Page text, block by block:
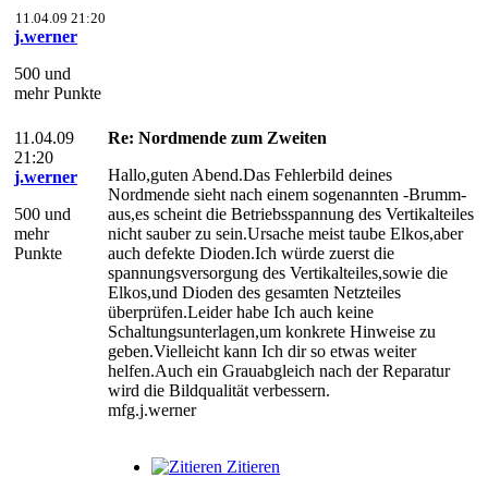
11.04.09 21:20
j.werner
500 und
mehr Punkte
11.04.09
21:20
j.werner
500 und
mehr
Punkte
Re: Nordmende zum Zweiten
Hallo,guten Abend.Das Fehlerbild deines
Nordmende sieht nach einem sogenannten -Brumm-
aus,es scheint die Betriebsspannung des Vertikalteiles
nicht sauber zu sein.Ursache meist taube Elkos,aber
auch defekte Dioden.Ich würde zuerst die
spannungsversorgung des Vertikalteiles,sowie die
Elkos,und Dioden des gesamten Netzteiles
überprüfen.Leider habe Ich auch keine
Schaltungsunterlagen,um konkrete Hinweise zu
geben.Vielleicht kann Ich dir so etwas weiter
helfen.Auch ein Grauabgleich nach der Reparatur
wird die Bildqualität verbessern.
mfg.j.werner
Zitieren